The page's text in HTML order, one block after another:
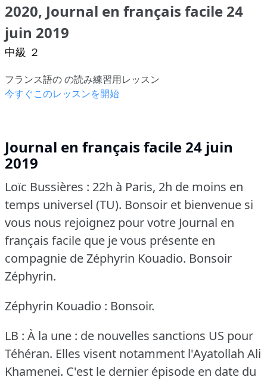
2020, Journal en français facile 24
juin 2019
中級 ２
フランス語の の読み練習用レッスン
今すぐこのレッスンを開始
Journal en français facile 24 juin
2019
Loïc Bussières : 22h à Paris, 2h de moins en
temps universel (TU). Bonsoir et bienvenue si
vous nous rejoignez pour votre Journal en
français facile que je vous présente en
compagnie de Zéphyrin Kouadio. Bonsoir
Zéphyrin.
Zéphyrin Kouadio : Bonsoir.
LB : À la une : de nouvelles sanctions US pour
Téhéran. Elles visent notamment l'Ayatollah Ali
Khamenei. C'est le dernier épisode en date du